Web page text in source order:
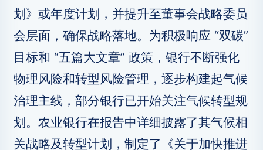
划》或年度计划，并提升至董事会战略委员
会层面，确保战略落地。为积极响应 “双碳”
目标和 “五篇大文章” 政策，银行不断强化
物理风险和转型风险管理，逐步构建起气候
治理主线，部分银行已开始关注气候转型规
划。农业银行在报告中详细披露了其气候相
关战略及转型计划，制定了《关于加快推进